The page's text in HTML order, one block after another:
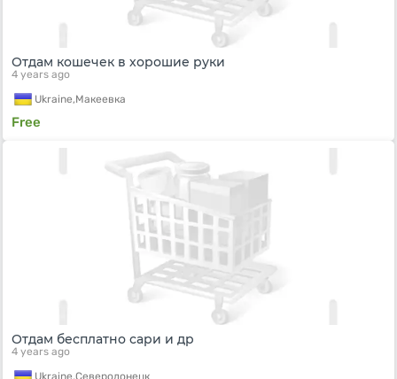
Отдам кошечек в хорошие руки
4 years ago
Ukraine,Макеевка
Free
Отдам бесплатно сари и др
4 years ago
Ukraine,Северодонецк